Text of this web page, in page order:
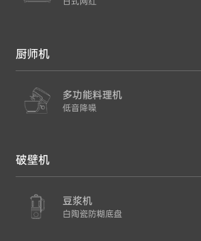
厨师机
多功能料理机
低音降噪
破壁机
豆浆机
白陶瓷防糊底盘